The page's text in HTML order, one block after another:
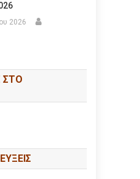
2026
ΣΤΟ